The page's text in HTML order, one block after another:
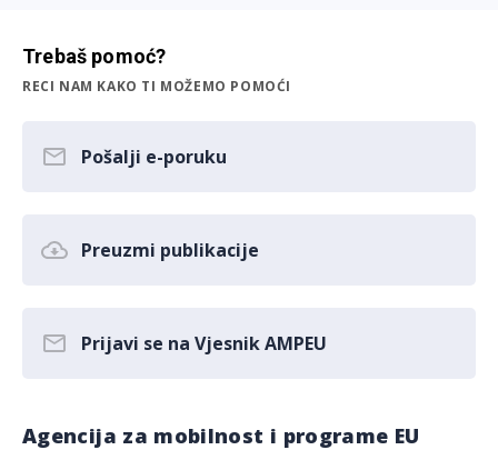
Trebaš pomoć?
RECI NAM KAKO TI MOŽEMO POMOĆI
Pošalji e-poruku
Preuzmi publikacije
Prijavi se na Vjesnik AMPEU
Agencija za mobilnost i programe EU